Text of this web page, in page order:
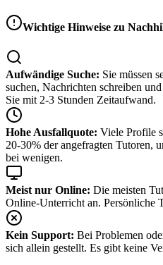
Wichtige Hinweise zu
Aufwändige Suche: Sie müssen
suchen, Nachrichten schreiben
Sie mit 2-3 Stunden Zeitaufwand.
Hohe Ausfallquote: Viele Profile
20-30% der angefragten Tutoren,
bei wenigen.
Meist nur Online: Die meisten
Online-Unterricht an. Persönliche
Kein Support: Bei Problemen
sich allein gestellt. Es gibt keine